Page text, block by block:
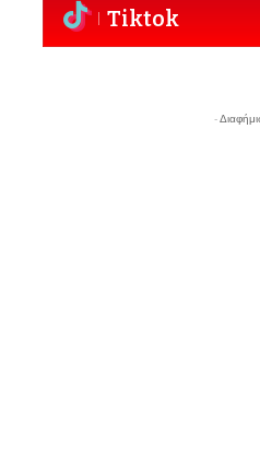
Tiktok
-